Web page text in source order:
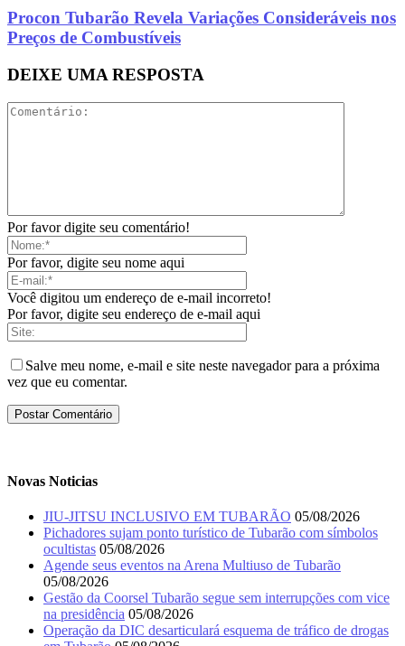
Procon Tubarão Revela Variações Consideráveis nos
Preços de Combustíveis
DEIXE UMA RESPOSTA
Por favor digite seu comentário!
Por favor, digite seu nome aqui
Você digitou um endereço de e-mail incorreto!
Por favor, digite seu endereço de e-mail aqui
Salve meu nome, e-mail e site neste navegador para a próxima
vez que eu comentar.
Novas Noticias
JIU-JITSU INCLUSIVO EM TUBARÃO 05/08/2026
Pichadores sujam ponto turístico de Tubarão com símbolos
ocultistas 05/08/2026
Agende seus eventos na Arena Multiuso de Tubarão
05/08/2026
Gestão da Coorsel Tubarão segue sem interrupções com vice
na presidência 05/08/2026
Operação da DIC desarticulará esquema de tráfico de drogas